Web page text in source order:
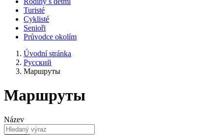
Turisté
Cyklisté
Senioři
Průvodce okolím
Úvodní stránka
Pусский
Маршруты
Маршруты
Název